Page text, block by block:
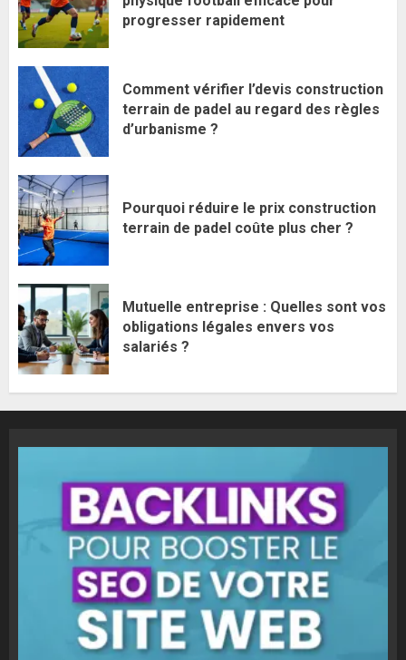
progresser rapidement
Comment vérifier l’devis construction
terrain de padel au regard des règles
d’urbanisme ?
Pourquoi réduire le prix construction
terrain de padel coûte plus cher ?
Mutuelle entreprise : Quelles sont vos
obligations légales envers vos
salariés ?